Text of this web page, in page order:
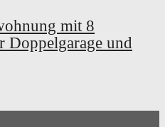
mit 8
Doppelgarage und